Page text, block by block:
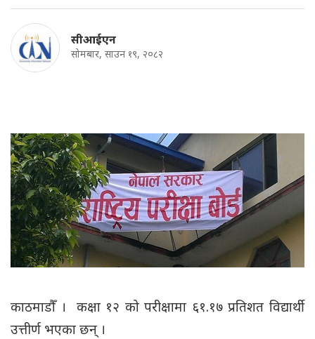
सीआईएन
सोमबार, साउन १९, २०८२
काठमाडौँ । कक्षा १२ को परीक्षामा ६१.१७ प्रतिशत विद्यार्थी
उत्तीर्ण भएका छन् ।